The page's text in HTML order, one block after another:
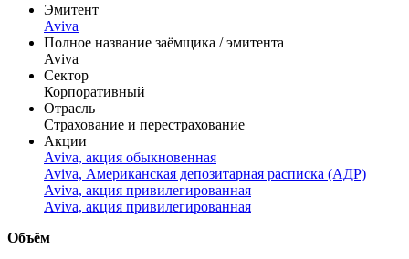
Эмитент
Aviva
Полное название заёмщика / эмитента
Aviva
Сектор
Корпоративный
Отрасль
Страхование и перестрахование
Акции
Aviva, акция обыкновенная
Aviva, Американская депозитарная расписка (АДР)
Aviva, акция привилегированная
Aviva, акция привилегированная
Объём